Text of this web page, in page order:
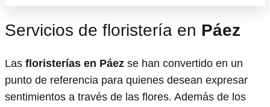
Servicios de floristería en Páez
Las floristerías en Páez se han convertido en un
punto de referencia para quienes desean expresar
sentimientos a través de las flores. Además de los